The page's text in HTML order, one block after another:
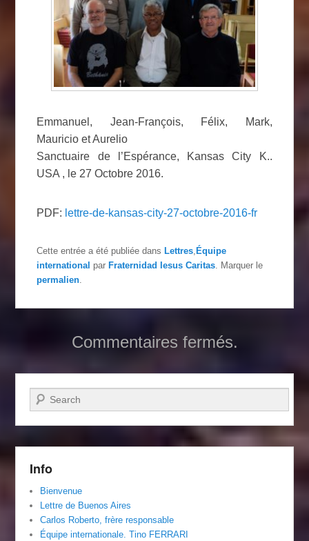
Emmanuel, Jean-François, Félix, Mark,
Mauricio et Aurelio
Sanctuaire de l’Espérance, Kansas City K..
USA , le 27 Octobre 2016.
PDF: lettre-de-kansas-city-27-octobre-2016-fr
Cette entrée a été publiée dans Lettres, Équipe
international par Fraternidad Iesus Caritas. Marquer le
permalien.
Commentaires fermés.
Recherche
Info
Bienvenue
Lettre de Buenos Aires
Carlos Roberto, frère responsable
Équipe internationale. Tino FERRARI